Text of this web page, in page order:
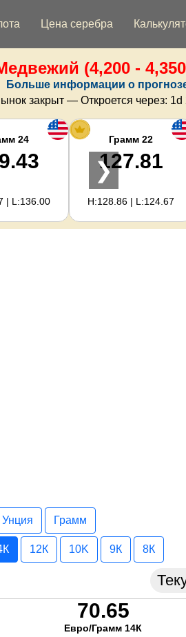
Цена серебра
(4,200 -
Больше информации о
закрыт — Откроется через: 1d
24
| L:136.00
Грамм 22
127.81
H:128.86 | L:124.67
❯
Унция Грамм
12К 10K 9К 8К
70.65
Евро/Грамм 14К